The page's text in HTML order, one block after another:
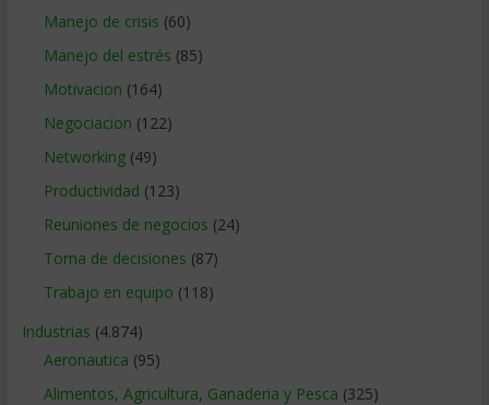
Manejo de crisis (60)
Manejo del estrés (85)
Motivacion (164)
Negociacion (122)
Networking(49)
Productividad (123)
Reuniones de negocios (24)
Toma de decisiones (87)
Trabajo en equipo (118)
Industrias (4.874)
Aeronautica (95)
Alimentos, Agricultura, Ganaderia y Pesca (325)